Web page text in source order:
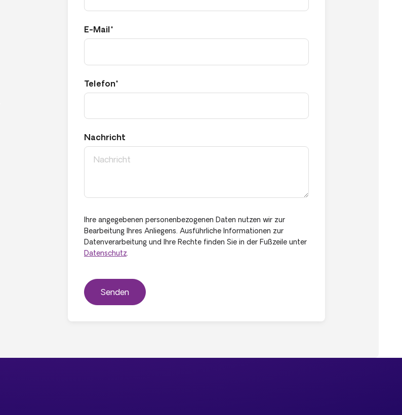
E-Mail*
Telefon*
Nachricht
Ihre angegebenen personenbezogenen Daten nutzen wir zur
Bearbeitung Ihres Anliegens. Ausführliche Informationen zur
Datenverarbeitung und Ihre Rechte finden Sie in der Fußzeile unter
Datenschutz.